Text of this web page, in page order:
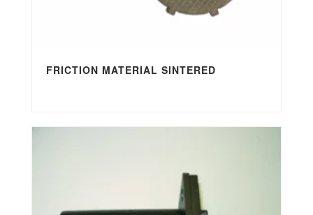
FRICTION MATERIAL SINTERED